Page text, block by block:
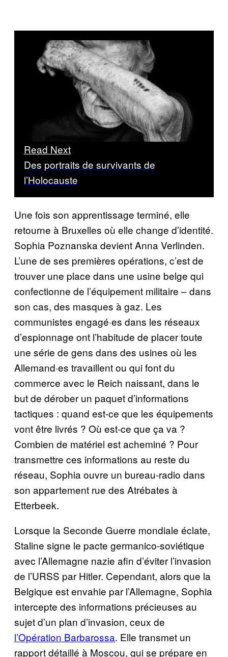
Read Next
Des portraits de survivants de
l’Holocauste
Une fois son apprentissage terminé, elle
retourne à Bruxelles où elle change d’identité.
Sophia Poznanska devient Anna Verlinden.
L’une de ses premières opérations, c’est de
trouver une place dans une usine belge qui
confectionne de l’équipement militaire – dans
son cas, des masques à gaz. Les
communistes engagé·es dans les réseaux
d’espionnage ont l’habitude de placer toute
une série de gens dans des usines où les
Allemand·es travaillent ou qui font du
commerce avec le Reich naissant, dans le
but de dérober un paquet d’informations
tactiques : quand est-ce que les équipements
vont être livrés ? Où est-ce que ça va ?
Combien de matériel est acheminé ? Pour
transmettre ces informations au reste du
réseau, Sophia ouvre un bureau-radio dans
son appartement rue des Atrébates à
Etterbeek.
Lorsque la Seconde Guerre mondiale éclate,
Staline signe le pacte germanico-soviétique
avec l’Allemagne nazie afin d’éviter l’invasion
de l’URSS par Hitler. Cependant, alors que la
Belgique est envahie par l’Allemagne, Sophia
intercepte des informations précieuses au
sujet d’un plan d’invasion, ceux de
l’Opération Barbarossa. Elle transmet un
rapport détaillé à Moscou, qui se prépare en